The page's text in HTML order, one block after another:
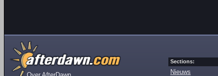
Sections:
Nieuws